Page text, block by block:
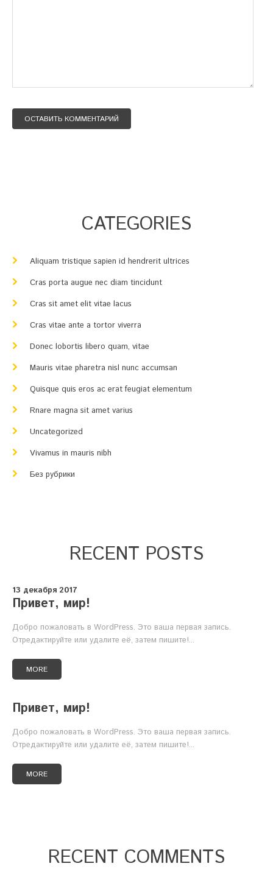
СATEGORIES
Aliquam tristique sapien id hendrerit ultrices
Cras porta augue nec diam tincidunt
Cras sit amet elit vitae lacus
Cras vitae ante a tortor viverra
Donec lobortis libero quam, vitae
Mauris vitae pharetra nisl nunc accumsan
Quisque quis eros ac erat feugiat elementum
Rnare magna sit amet varius
Uncategorized
Vivamus in mauris nibh
Без рубрики
RECENT POSTS
13 декабря 2017
Привет, мир!
Добро пожаловать в WordPress. Это ваша первая запись.
Отредактируйте или удалите её, затем пишите!...
MORE
Привет, мир!
Добро пожаловать в WordPress. Это ваша первая запись.
Отредактируйте или удалите её, затем пишите!...
MORE
RECENT COMMENTS